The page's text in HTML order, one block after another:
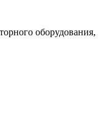
оборудования,